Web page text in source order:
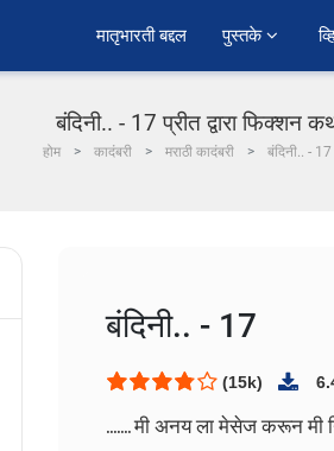
﻿मातृभारती बद्दल पुस्तके
बंदिनी.. - 17 प्रीत द्वारा फिक्शन
होम कादंबरी मराठी कादंबरी बंदिनी.. - 17
बंदिनी.. - 17
(15k)
....... मी अनय ला मेसेज करून मी